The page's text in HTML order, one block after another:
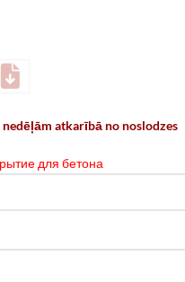
atkarībā no noslodzes
для бетона